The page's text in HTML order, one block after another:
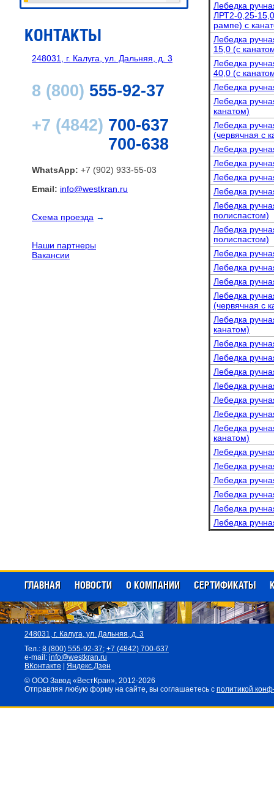
КОНТАКТЫ
248031, г. Калуга, ул. Дальняя, д. 3
8 (800) 555-92-37
+7 (4842) 700-637
700-638
WhatsApp: +7 (902) 933-55-03
Email: info@westkran.ru
Схема проезда →
Наши партнеры
Вакансии
Лебедка
ЛРТ2-0,25-
рампе) с
Лебедка
15,0 (с
Лебедка
40,0 (с
Лебедка
Лебедка
канатом)
Лебедка
(червячная с
Лебедка
Лебедка
Лебедка
Лебедка
Лебедка
полиспастом)
Лебедка
полиспастом)
Лебедка
Лебедка
Лебедка
Лебедка
(червячная с
Лебедка
канатом)
Лебедка
Лебедка
Лебедка
Лебедка
Лебедка
Лебедка
Лебедка
канатом)
Лебедка
Лебедка
Лебедка
Лебедка
Лебедка
Лебедка
ГЛАВНАЯ НОВОСТИ О КОМПАНИИ СЕРТИФИКАТЫ
248031, г. Калуга, ул. Дальняя, д. 3
Тел.: 8 (800) 555-92-37; +7 (4842) 700-637
e-mail: info@westkran.ru
ВКонтакте
Яндекс.Дзен
© ООО Завод «ВестКран», 2012-2026
Отправляя любую форму на сайте, вы соглашаетесь с политикой